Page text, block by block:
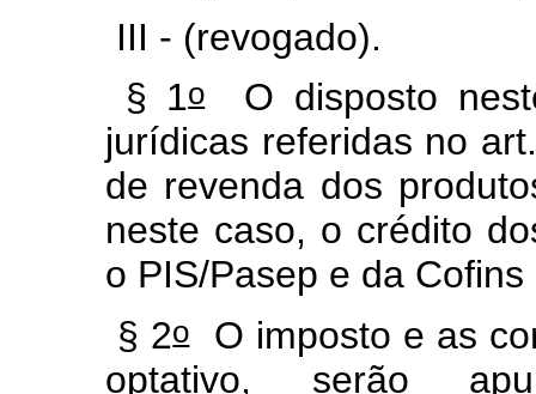
III - (revogado).
§ 1oO disposto
jurídicas referidas no
de revenda dos
neste caso, o crédito
o PIS/Pasep e da
§ 2oO imposto e as
optativo, serão